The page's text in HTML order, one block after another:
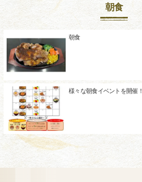
朝食
朝食
様々な朝食イベントを開催！